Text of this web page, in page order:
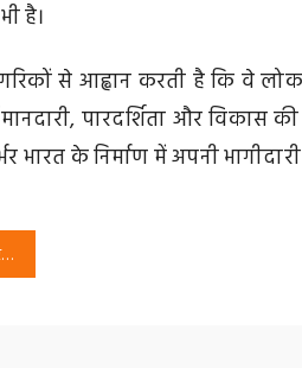
है।
नागरिकों से आह्वान करती है कि
पारदर्शिता और
भारत के निर्माण में अपनी